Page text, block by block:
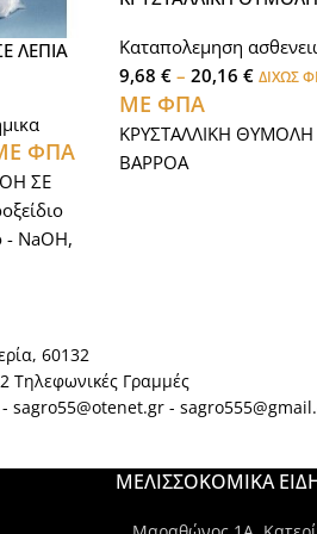
ΛΕΠΙΑ
ΦΠΑ
ΣΕ
- NaOH,
Καταπολεμηση
9,68 € – 20,16 € ΔΙΧΩΣ
ΜΕ ΦΠΑ
ΚΡΥΣΤΑΛΛΙΚΗ ΘΥΜΟΛΗ
ΒΑΡΡΟΑ
60132
Τηλεφωνικές Γραμμές
sagro55@otenet.gr -
ΜΕΛΙΣΣΟΚΟΜΙΚΑ